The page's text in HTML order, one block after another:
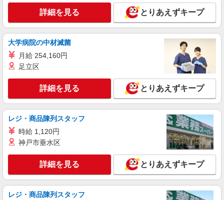
詳細を見る とりあえずキープ
大学病院の中材滅菌
月給 254,160円
足立区
詳細を見る とりあえずキープ
レジ・商品陳列スタッフ
時給 1,120円
神戸市垂水区
詳細を見る とりあえずキープ
レジ・商品陳列スタッフ